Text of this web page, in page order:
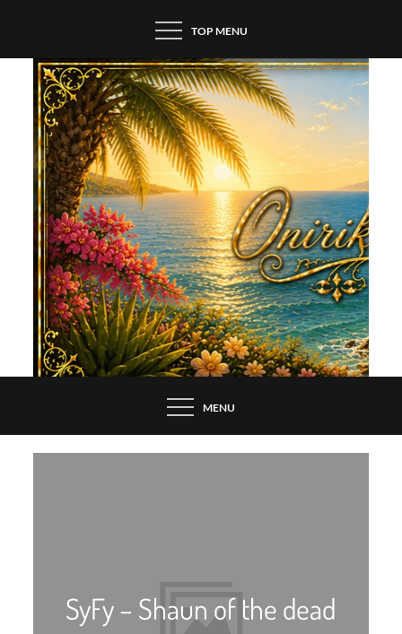
content
TOP MENU
MENU
SyFy – Shaun of the dead